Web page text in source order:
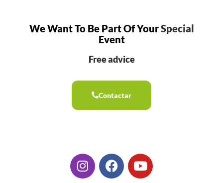
We Want To Be Part Of YourSpecial
Event
Free advice
Contactar